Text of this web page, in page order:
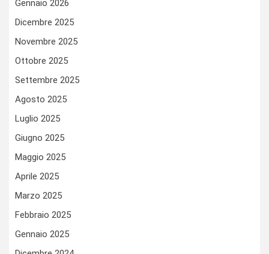
Gennaio 2026
Dicembre 2025
Novembre 2025
Ottobre 2025
Settembre 2025
Agosto 2025
Luglio 2025
Giugno 2025
Maggio 2025
Aprile 2025
Marzo 2025
Febbraio 2025
Gennaio 2025